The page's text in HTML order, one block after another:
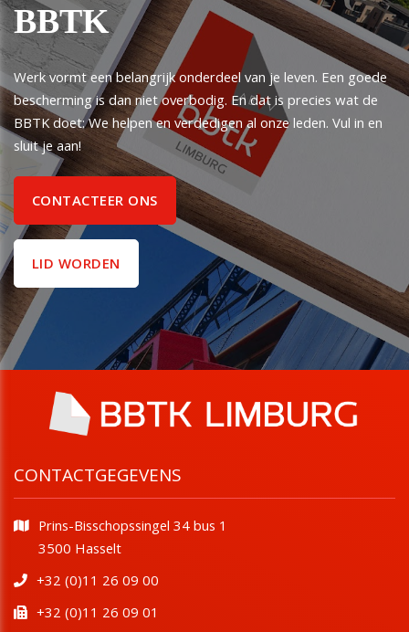
BBTK
Werk vormt een belangrijk onderdeel van je leven. Een goede
bescherming is dan niet overbodig. En dat is precies wat de
BBTK doet: We helpen en verdedigen al onze leden. Vul in en
sluit je aan!
CONTACTEER ONS
LID WORDEN
CONTACTGEGEVENS
Prins-Bisschopssingel 34 bus 1
​​​​​​​3500 Hasselt
+32 (0)11 26 09 00
+32 (0)11 26 09 01